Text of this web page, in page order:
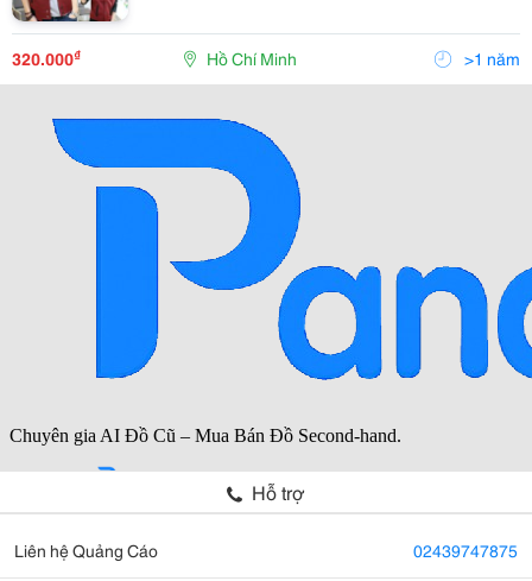
320.000₫ Hồ Chí Minh >1 năm
Hỗ trợ
Liên hệ Quảng Cáo 02439747875